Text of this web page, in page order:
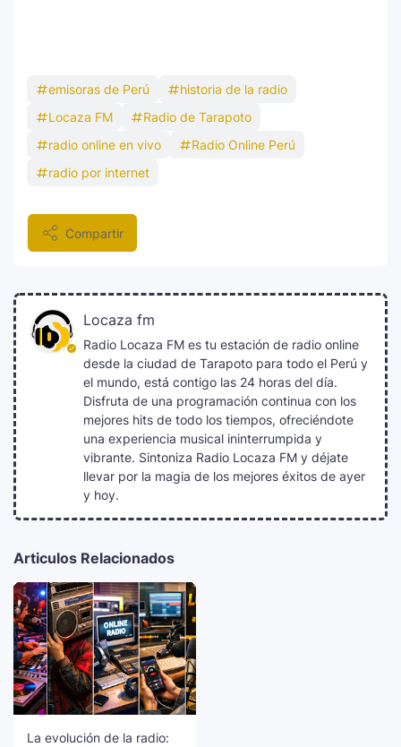
emisoras de Perú
historia de la radio
Locaza FM
Radio de Tarapoto
radio online en vivo
Radio Online Perú
radio por internet
Compartir
Locaza fm
Radio Locaza FM es tu estación de radio online
desde la ciudad de Tarapoto para todo el Perú y
el mundo, está contigo las 24 horas del día.
Disfruta de una programación continua con los
mejores hits de todo los tiempos, ofreciéndote
una experiencia musical ininterrumpida y
vibrante. Sintoniza Radio Locaza FM y déjate
llevar por la magia de los mejores éxitos de ayer
y hoy.
Articulos Relacionados
La evolución de la radio: